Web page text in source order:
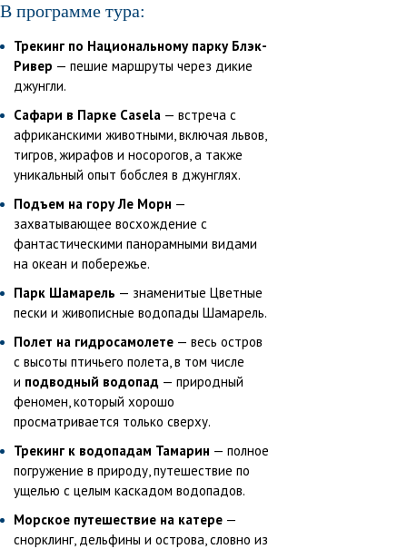
В программе тура:
Трекинг по Национальному парку Блэк-
Ривер — пешие маршруты через дикие
джунгли.
Сафари в Парке Casela — встреча с
африканскими животными, включая львов,
тигров, жирафов и носорогов, а также
уникальный опыт бобслея в джунглях.
Подъем на гору Ле Морн —
захватывающее восхождение с
фантастическими панорамными видами
на океан и побережье.
Парк Шамарель — знаменитые Цветные
пески и живописные водопады Шамарель.
Полет на гидросамолете — весь остров
с высоты птичьего полета, в том числе
и подводный водопад — природный
феномен, который хорошо
просматривается только сверху.
Трекинг к водопадам Тамарин — полное
погружение в природу, путешествие по
ущелью с целым каскадом водопадов.
Морское путешествие на катере —
снорклинг, дельфины и острова, словно из